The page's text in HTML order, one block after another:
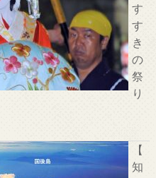
す
す
き
の
祭
り
【
知